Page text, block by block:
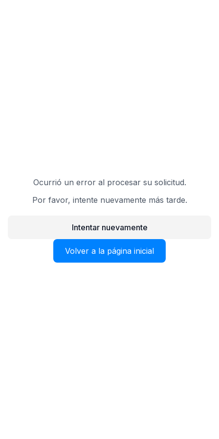
Ocurrió un error al procesar su solicitud.
Por favor, intente nuevamente más tarde.
Intentar nuevamente
Volver a la página inicial